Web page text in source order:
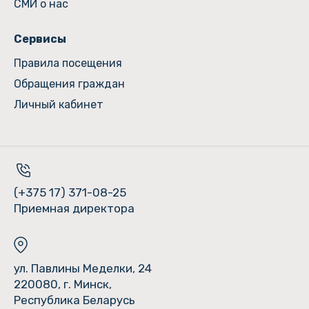
СМИ о нас
Сервисы
Правила посещения
Обращения граждан
Личный кабинет
(+375 17) 371-08-25
Приемная директора
ул. Павлины Меделки, 24
220080, г. Минск,
Республика Беларусь